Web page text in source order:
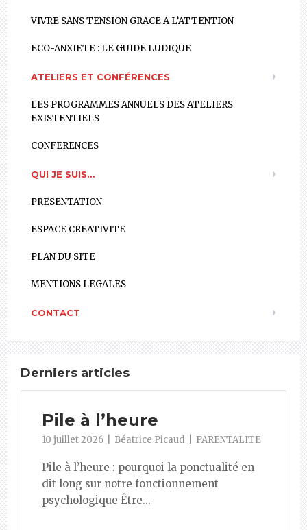
VIVRE SANS TENSION GRACE A L’ATTENTION
ECO-ANXIETE : LE GUIDE LUDIQUE
ATELIERS ET CONFÉRENCES
LES PROGRAMMES ANNUELS DES ATELIERS
EXISTENTIELS
CONFERENCES
QUI JE SUIS…
PRESENTATION
ESPACE CREATIVITE
PLAN DU SITE
MENTIONS LEGALES
CONTACT
Derniers articles
Pile à l’heure
10 juillet 2026 Béatrice Picaud PARENTALITE
Pile à l’heure : pourquoi la ponctualité en
dit long sur notre fonctionnement
psychologique Être...